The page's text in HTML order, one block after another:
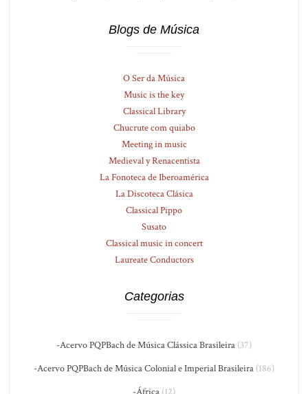
Blogs de Música
O Ser da Música
Music is the key
Classical Library
Chucrute com quiabo
Meeting in music
Medieval y Renacentista
La Fonoteca de Iberoamérica
La Discoteca Clásica
Classical Pippo
Susato
Classical music in concert
Laureate Conductors
Categorias
-Acervo PQPBach de Música Clássica Brasileira (37)
-Acervo PQPBach de Música Colonial e Imperial Brasileira (186)